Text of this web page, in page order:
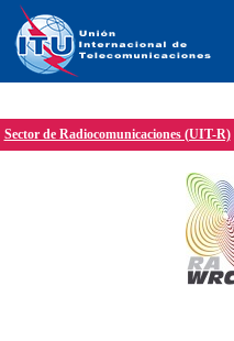
Sector de Radiocomunicaciones (UIT-R)